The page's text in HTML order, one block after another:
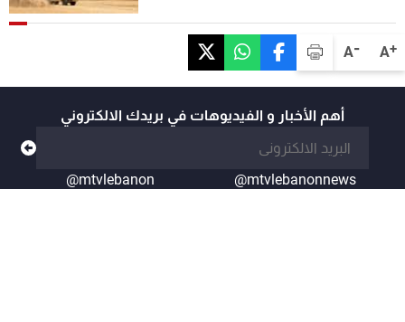
A+
A-
أهم الأخبار و الفيديوهات في بريدك الالكتروني
@mtvlebanonnews
@mtvlebanon